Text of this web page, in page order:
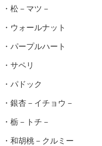
・松－マツ－
・ウォールナット
・パープルハート
・サペリ
・パドック
・銀杏－イチョウ－
・栃－トチ－
・和胡桃－クルミー